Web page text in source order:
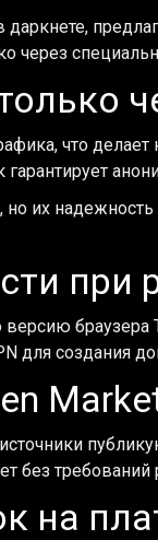
через
что
их
при
для создания
без
на